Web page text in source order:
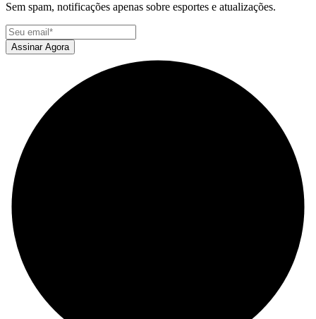
Sem spam, notificações apenas sobre esportes e atualizações.
Assinar Agora